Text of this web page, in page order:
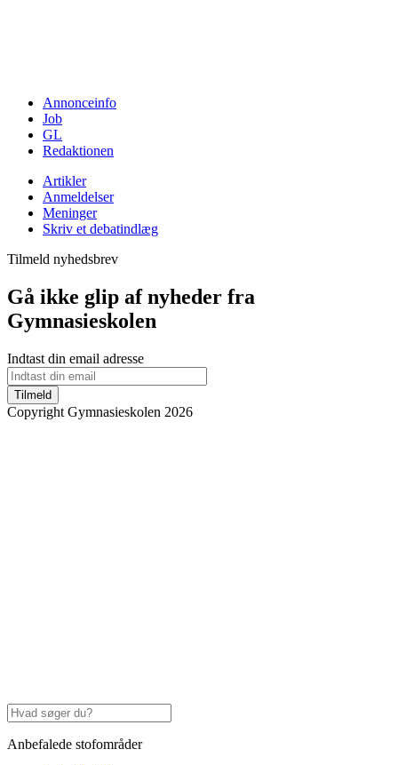
Annonceinfo
Job
GL
Redaktionen
Artikler
Anmeldelser
Meninger
Skriv et debatindlæg
Tilmeld nyhedsbrev
Gå ikke glip af nyheder fra
Gymnasieskolen
Indtast din email adresse
Tilmeld
Copyright Gymnasieskolen 2026
Anbefalede stofområder